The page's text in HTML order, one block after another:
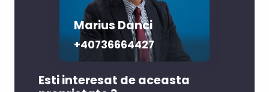
Marius Danci
+40736664427‬
Esti interesat de aceasta